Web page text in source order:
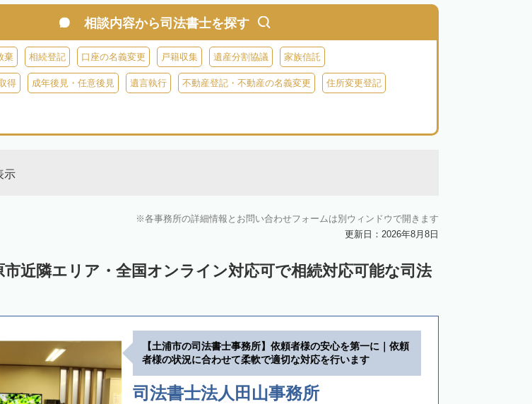
相談内容から司法書士を探す
棄 相続登記 口座の名義変更 戸籍収集 遺産分割協議 家族信託
得 成年後見・任意後見 遺言執行 不動産登記・不動産の名義変更 住所変更登記
示
各事務所の詳細情報とお問い合わせフォームは別ウィンドウで開きます
更新日：2026年8月8日
市近隣エリア・全国オンライン対応可で相続対応可能な司法
【土浦市の司法書士事務所】依頼者様の安心を第一に｜依頼
者様の状況に合わせて柔軟で適切な対応を行います
司法書士法人田山事務所